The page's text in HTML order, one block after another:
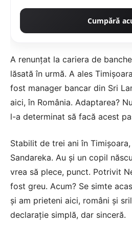
Cumpără
A renunțat la cariera de
lăsată în urmă. A ales
fost manager bancar din Sri
aici, în România. Adaptarea?
l-a determinat să facă acest
Stabilit de trei ani în
Sandareka. Au și un copil
vrea să plece, punct. Potrivit
fost greu. Acum? Se simte
și am prieteni aici, români și
declarație simplă, dar sinceră.